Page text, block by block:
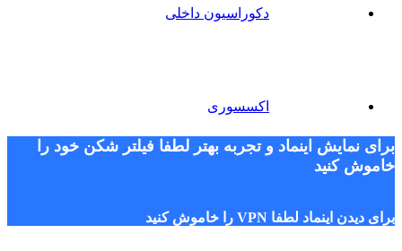
دکوراسیون داخلی
اکسسوری
برای نمایش اینماد و تجربه بهتر لطفا فیلتر شکن خود را
خاموش کنید
برای دیدن اینماد لطفا VPN را خاموش کنید